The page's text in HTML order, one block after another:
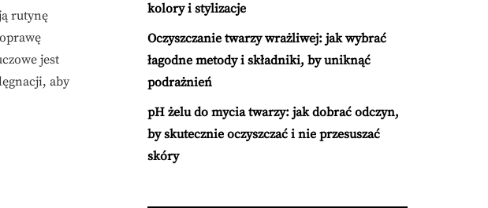
rutynę
jest
aby
kolory i stylizacje
Oczyszczanie twarzy wrażliwej: jak wybrać
łagodne metody i składniki, by uniknąć
podrażnień
pH żelu do mycia twarzy: jak dobrać odczyn,
by skutecznie oczyszczać i nie przesuszać
skóry